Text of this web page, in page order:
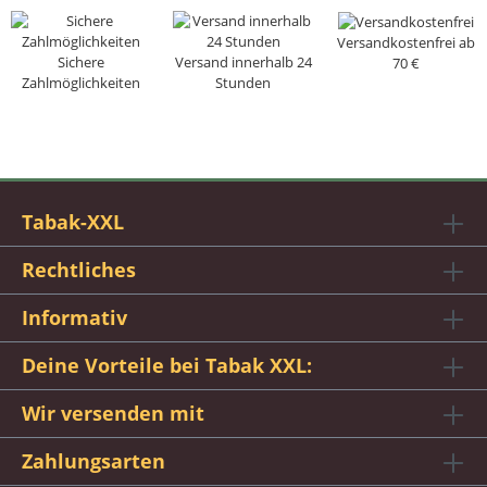
Sichere
Zahlmöglichkeiten
Versand innerhalb 24
Stunden
Versandkostenfrei ab
70 €
Tabak-XXL
Rechtliches
Informativ
Deine Vorteile bei Tabak XXL:
Wir versenden mit
Zahlungsarten